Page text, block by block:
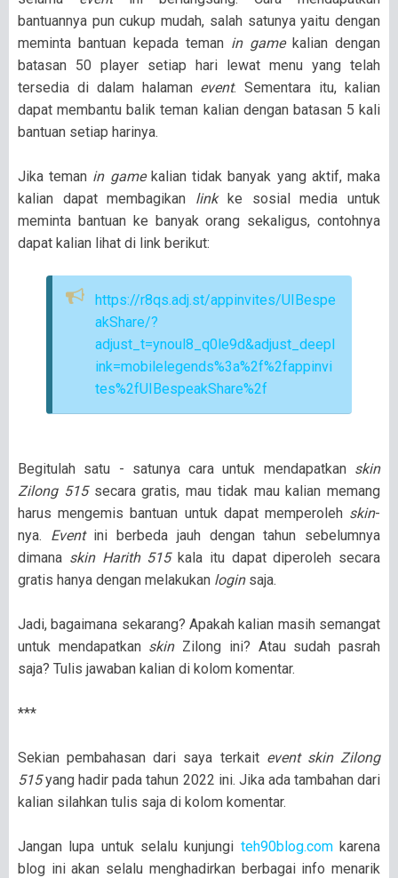
bantuannya pun cukup mudah, salah satunya yaitu dengan
meminta bantuan kepada teman in gamekalian dengan
batasan 50 player setiap hari lewat menu yang telah
tersedia di dalam halaman event. Sementara itu, kalian
dapat membantu balik teman kalian dengan batasan 5 kali
bantuan setiap harinya.
Jika teman in gamekalian tidak banyak yang aktif, maka
kalian dapat membagikan linkke sosial media untuk
meminta bantuan ke banyak orang sekaligus, contohnya
dapat kalian lihat di link berikut:
https://r8qs.adj.st/appinvites/UIBespe
akShare/?
adjust_t=ynoul8_q0le9d&adjust_deepl
ink=mobilelegends%3a%2f%2fappinvi
tes%2fUIBespeakShare%2f
Begitulah satu - satunya cara untuk mendapatkan skin
Zilong 515secara gratis, mau tidak mau kalian memang
harus mengemis bantuan untuk dapat memperoleh skin-
nya. Event ini berbeda jauh dengan tahun sebelumnya
dimana skin Harith 515kala itu dapat diperoleh secara
gratis hanya dengan melakukan login saja.
Jadi, bagaimana sekarang? Apakah kalian masih semangat
untuk mendapatkan skinZilong ini? Atau sudah pasrah
saja? Tulis jawaban kalian di kolom komentar.
***
Sekian pembahasan dari saya terkait event skin Zilong
515yang hadir pada tahun 2022 ini. Jika ada tambahan dari
kalian silahkan tulis saja di kolom komentar.
Jangan lupa untuk selalu kunjungi teh90blog.comkarena
blog ini akan selalu menghadirkan berbagai info menarik